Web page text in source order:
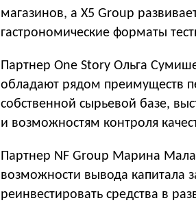
магазинов, а X5 Group
гастрономические форматы
Партнер One Story Ольга
обладают рядом преимуществ
собственной сырьевой базе,
и возможностям контроля
Партнер NF Group Марина
возможности вывода капитала
реинвестировать средства в